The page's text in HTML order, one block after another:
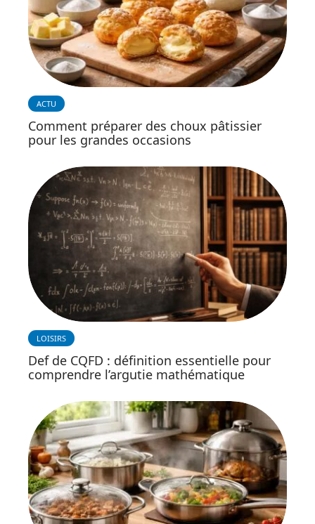
ACTU
Comment préparer des choux pâtissier
pour les grandes occasions
LOISIRS
Def de CQFD : définition essentielle pour
comprendre l’argutie mathématique